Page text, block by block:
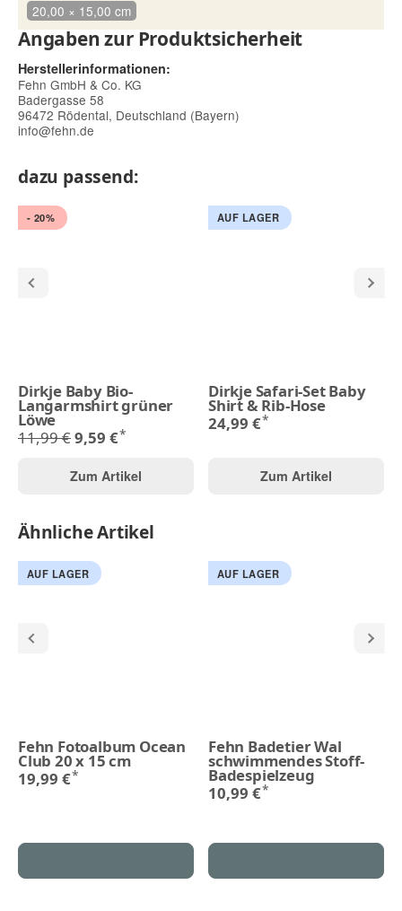
20,00 × 15,00 cm
Angaben zur Produktsicherheit
Herstellerinformationen:
Fehn GmbH & Co. KG
Badergasse 58
96472 Rödental, Deutschland (Bayern)
info@fehn.de
dazu passend:
- 20%
Dirkje Baby Bio-
Langarmshirt grüner
Löwe
11,99 €9,59 €*
Zum Artikel
AUF LAGER
Dirkje Safari-Set Baby
Shirt & Rib-Hose
24,99 €*
Zum Artikel
Ähnliche Artikel
AUF LAGER
Fehn Fotoalbum Ocean
Club 20 x 15 cm
19,99 €*
AUF LAGER
Fehn Badetier Wal
schwimmendes Stoff-
Badespielzeug
10,99 €*